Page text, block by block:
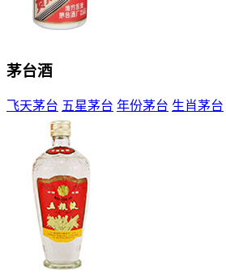
茅台酒
飞天茅台 五星茅台 年份茅台 生肖茅台